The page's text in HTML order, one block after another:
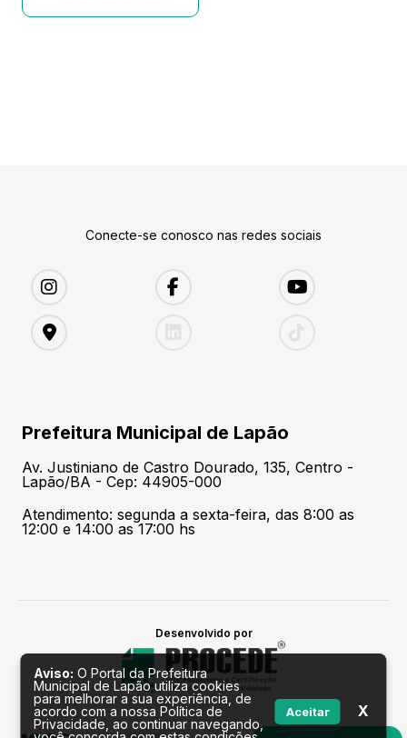
Conecte-se conosco nas redes sociais
Prefeitura Municipal de Lapão
Av. Justiniano de Castro Dourado, 135, Centro -
Lapão/BA - Cep: 44905-000
Atendimento: segunda a sexta-feira, das 8:00 as
12:00 e 14:00 as 17:00 hs
Desenvolvido por
Aviso: O Portal da Prefeitura
Municipal de Lapão utiliza cookies
para melhorar a sua experiência, de
acordo com a nossa Política de
Privacidade, ao continuar navegando,
Aceitar X